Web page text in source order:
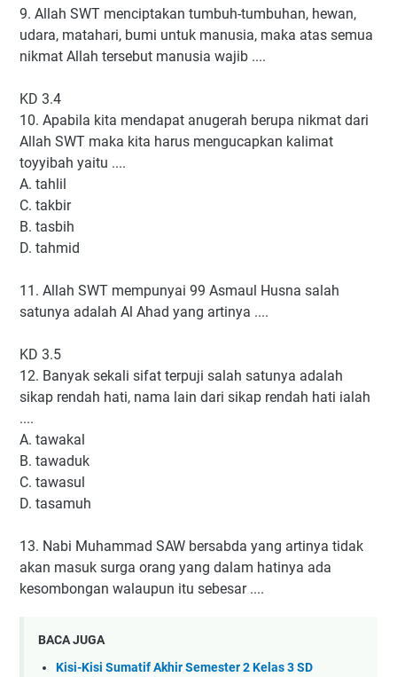
9. Allah SWT menciptakan tumbuh-tumbuhan, hewan,
udara, matahari, bumi untuk manusia, maka atas semua
nikmat Allah tersebut manusia wajib ....
KD 3.4
10. Apabila kita mendapat anugerah berupa nikmat dari
Allah SWT maka kita harus mengucapkan kalimat
toyyibah yaitu ....
A. tahlil
C. takbir
B. tasbih
D. tahmid
11. Allah SWT mempunyai 99 Asmaul Husna salah
satunya adalah Al Ahad yang artinya ....
KD 3.5
12. Banyak sekali sifat terpuji salah satunya adalah
sikap rendah hati, nama lain dari sikap rendah hati ialah
....
A. tawakal
B. tawaduk
C. tawasul
D. tasamuh
13. Nabi Muhammad SAW bersabda yang artinya tidak
akan masuk surga orang yang dalam hatinya ada
kesombongan walaupun itu sebesar ....
BACA JUGA
Kisi-Kisi Sumatif Akhir Semester 2 Kelas 3 SD